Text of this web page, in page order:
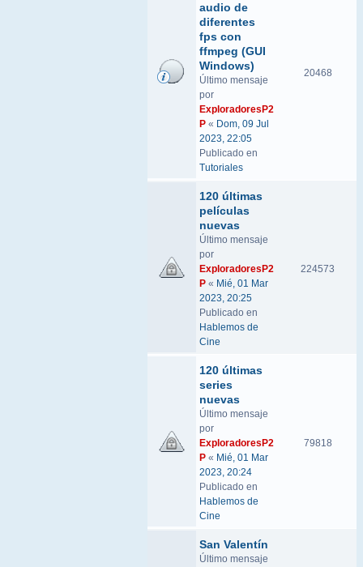
audio de
diferentes
fps con
ffmpeg (GUI
Windows)
Último mensaje
por
ExploradoresP2
P « Dom, 09 Jul
2023, 22:05
Publicado en
Tutoriales
20468
120 últimas
películas
nuevas
Último mensaje
por
ExploradoresP2
P « Mié, 01 Mar
2023, 20:25
Publicado en
Hablemos de
Cine
224573
120 últimas
series
nuevas
Último mensaje
por
ExploradoresP2
P « Mié, 01 Mar
2023, 20:24
Publicado en
Hablemos de
Cine
79818
San Valentín
Último mensaje